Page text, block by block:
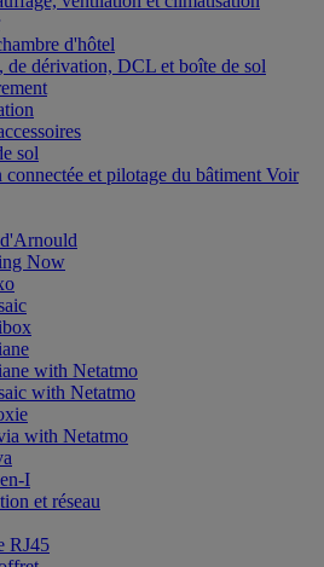
d'hôtel
de dérivation, DCL et boîte de sol
sol
et pilotage du bâtiment Voir
Now
with Netatmo
with Netatmo
with Netatmo
I
et réseau
RJ45